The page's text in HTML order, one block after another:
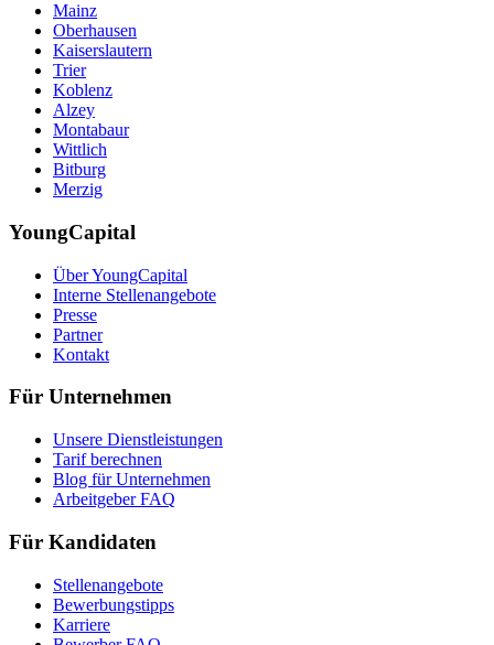
Mainz
Oberhausen
Kaiserslautern
Trier
Koblenz
Alzey
Montabaur
Wittlich
Bitburg
Merzig
YoungCapital
Über YoungCapital
Interne Stellenangebote
Presse
Partner
Kontakt
Für Unternehmen
Unsere Dienstleistungen
Tarif berechnen
Blog für Unternehmen
Arbeitgeber FAQ
Für Kandidaten
Stellenangebote
Bewerbungstipps
Karriere